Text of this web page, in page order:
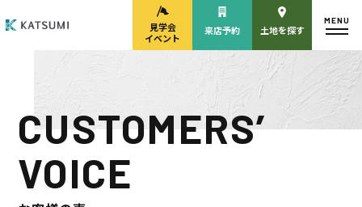
モデルハウス
来場予約
見学会・
イベント来場予約
見学会
イベント
来店予約 土地を探す
MENU
CUSTOMERS’
VOICE